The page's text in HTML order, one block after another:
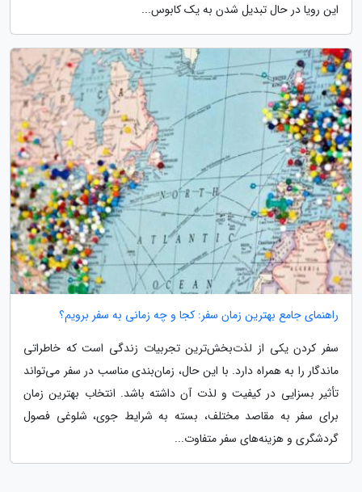
این رویا در حال تبدیل شدن به یک کابوس...
راهنمای جامع بهترین زمان سفر: کجا و چه زمانی به سفر برویم؟
سفر کردن یکی از لذت‌بخش‌ترین تجربیات زندگی است که خاطراتی
ماندگار را به همراه دارد. با این حال، زمان‌بندی مناسب در سفر می‌تواند
تأثیر بسزایی در کیفیت و لذت آن داشته باشد. انتخاب بهترین زمان
برای سفر به مقاصد مختلف، بسته به شرایط جوی، شلوغی فصول
گردشگری و هزینه‌های سفر متفاوت...